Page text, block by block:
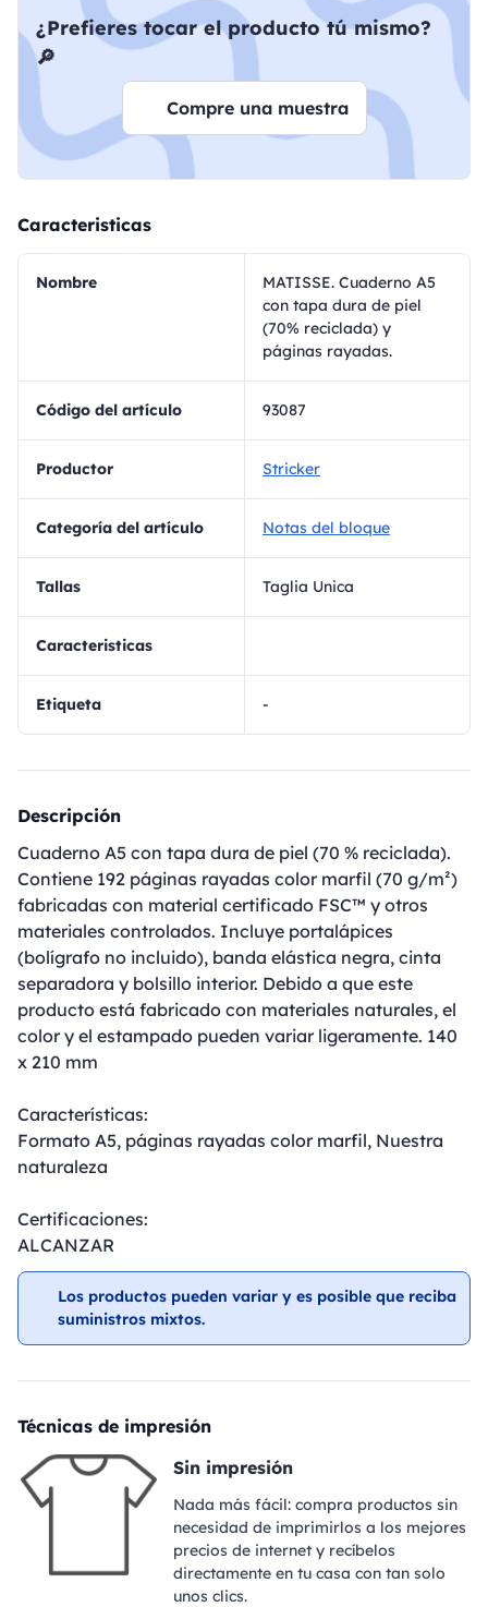
¿Prefieres tocar el producto tú mismo?
🔎
Compre una muestra
Caracteristicas
Nombre
MATISSE. Cuaderno A5
con tapa dura de piel
(70% reciclada) y
páginas rayadas.
Código del artículo 93087
Productor Stricker
Categoría del artículo Notas del bloque
Tallas Taglia Unica
Caracteristicas
Etiqueta -
Descripción
Cuaderno A5 con tapa dura de piel (70 % reciclada).
Contiene 192 páginas rayadas color marfil (70 g/m²)
fabricadas con material certificado FSC™ y otros
materiales controlados. Incluye portalápices
(bolígrafo no incluido), banda elástica negra, cinta
separadora y bolsillo interior. Debido a que este
producto está fabricado con materiales naturales, el
color y el estampado pueden variar ligeramente. 140
x 210 mm
Características:
Formato A5, páginas rayadas color marfil, Nuestra
naturaleza
Certificaciones:
ALCANZAR
Los productos pueden variar y es posible que reciba
suministros mixtos.
Técnicas de impresión
Sin impresión
Nada más fácil: compra productos sin
necesidad de imprimirlos a los mejores
precios de internet y recíbelos
directamente en tu casa con tan solo
unos clics.